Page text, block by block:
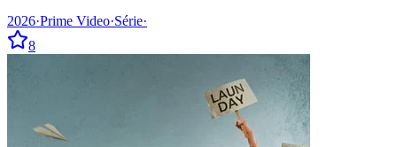
2026·Prime Video·Série·
8